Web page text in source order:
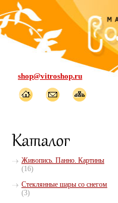
shop@vitroshop.ru
Живопись. Панно. Картины
(16)
Стеклянные шары со снегом
(3)